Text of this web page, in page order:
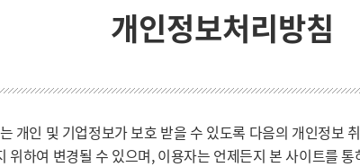
개인정보처리방침
개인 및 기업정보가 보호 받을 수 있도록 다음의 개인정보
하여 변경될 수 있으며, 이용자는 언제든지 본 사이트를